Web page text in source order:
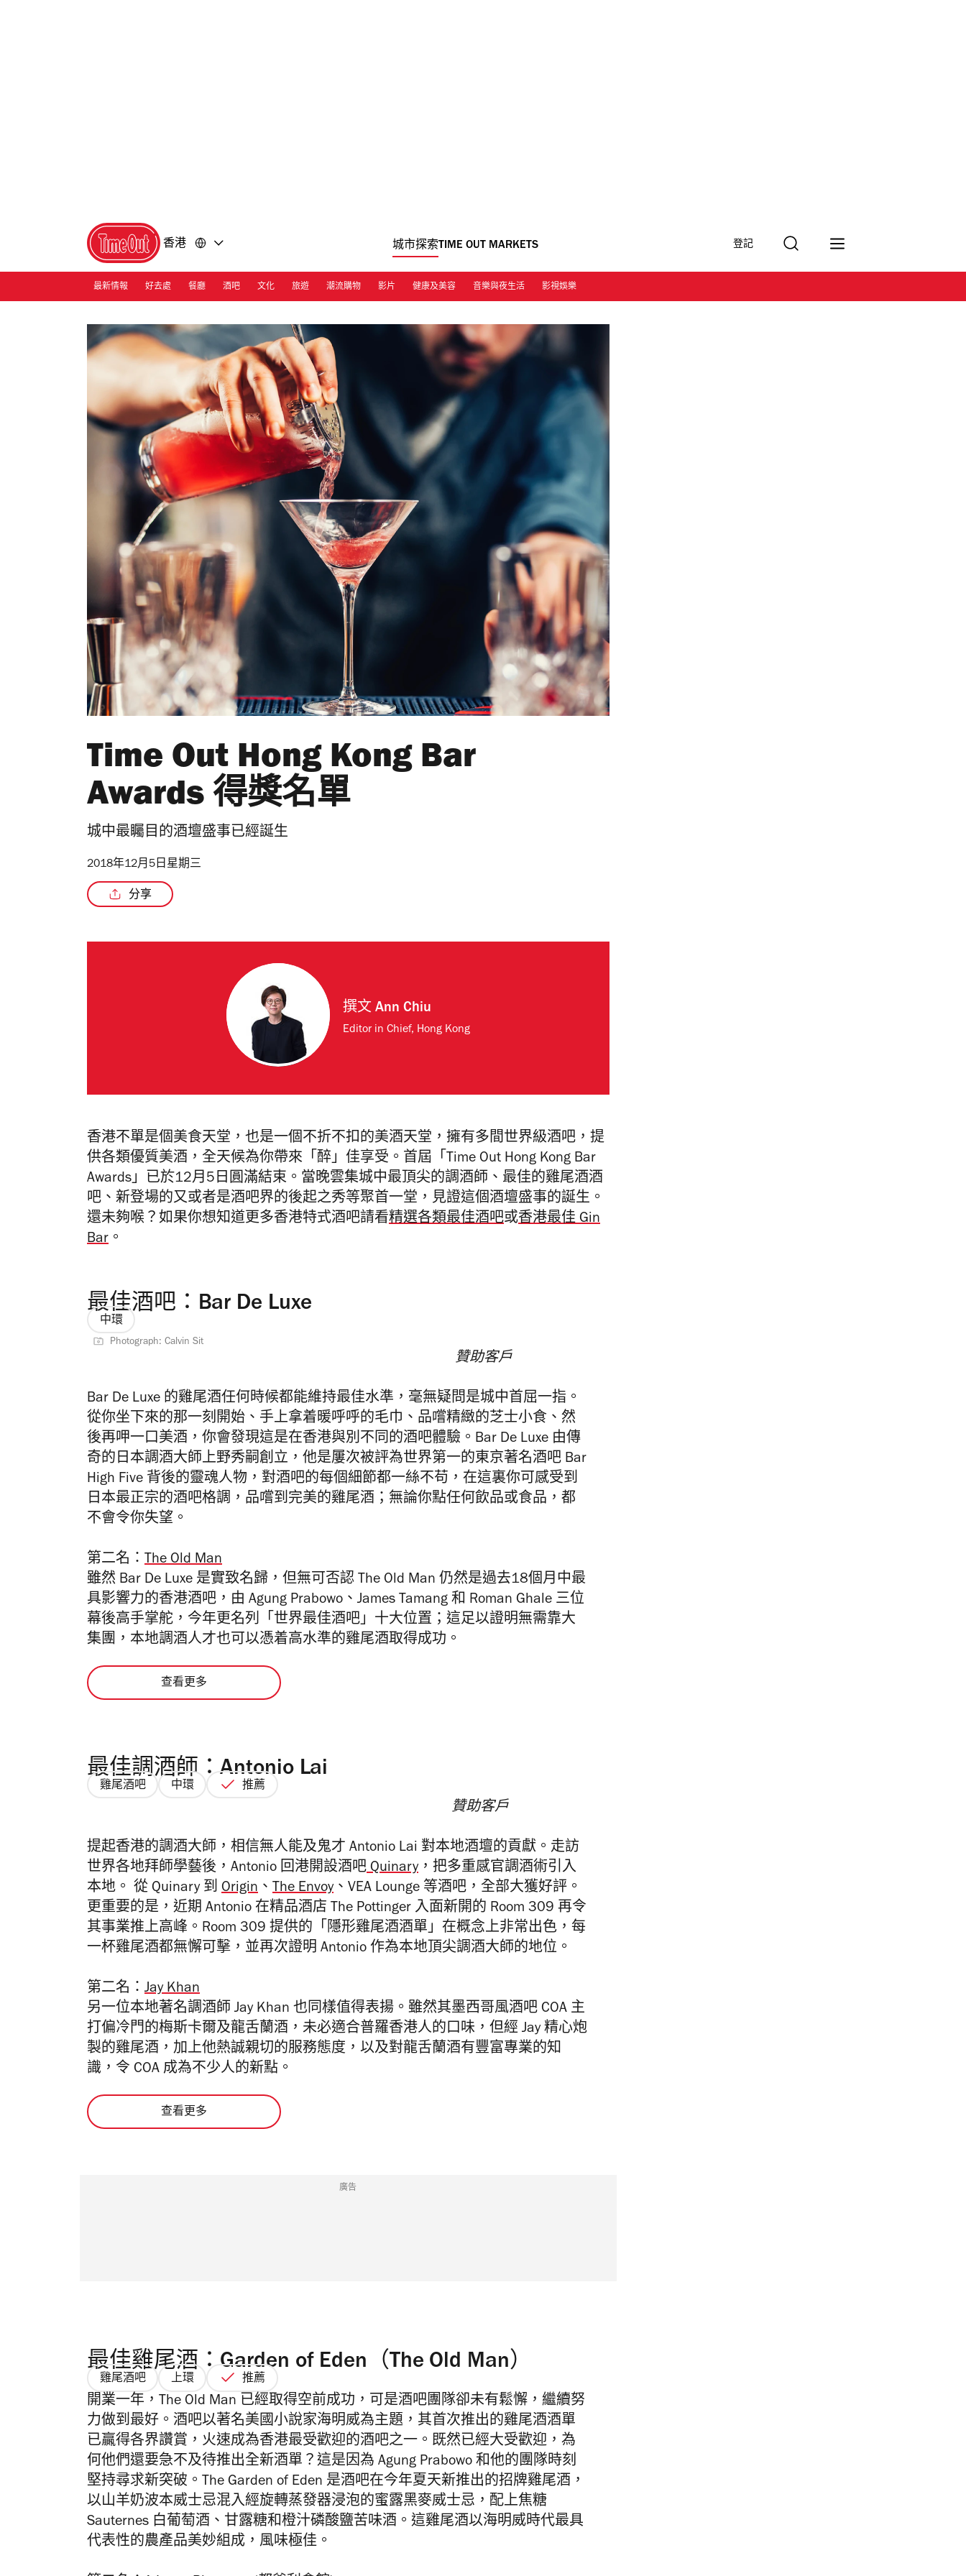
香港 城市探索TIME OUT MARKETS 登記
最新情報 好去處 餐廳 酒吧 文化 旅遊 潮流購物 影片 健康及美容 音樂與夜生活 影視娛樂
Time Out Hong Kong Bar
Awards 得獎名單
城中最矚目的酒壇盛事已經誕生
2018年12月5日星期三
分享
撰文 Ann Chiu
Editor in Chief, Hong Kong
香港不單是個美食天堂，也是一個不折不扣的美酒天堂，擁有多間世界級酒吧，提
供各類優質美酒，全天候為你帶來「醉」佳享受。首屆「Time Out Hong Kong Bar
Awards」已於12月5日圓滿結束。當晚雲集城中最頂尖的調酒師、最佳的雞尾酒酒
吧、新登場的又或者是酒吧界的後起之秀等聚首一堂，見證這個酒壇盛事的誕生。
還未夠喉？如果你想知道更多香港特式酒吧請看精選各類最佳酒吧或香港最佳 Gin
Bar 。
最佳酒吧：Bar De Luxe
中環
Photograph: Calvin Sit
贊助客戶
Bar De Luxe 的雞尾酒任何時候都能維持最佳水準，毫無疑問是城中首屈一指。
從你坐下來的那一刻開始、手上拿着暖呼呼的毛巾、品嚐精緻的芝士小食、然
後再呷一口美酒，你會發現這是在香港與別不同的酒吧體驗。Bar De Luxe 由傳
奇的日本調酒大師上野秀嗣創立，他是屢次被評為世界第一的東京著名酒吧 Bar
High Five 背後的靈魂人物，對酒吧的每個細節都一絲不苟，在這裏你可感受到
日本最正宗的酒吧格調，品嚐到完美的雞尾酒；無論你點任何飲品或食品，都
不會令你失望。
第二名： The Old Man
雖然 Bar De Luxe 是實致名歸，但無可否認 The Old Man 仍然是過去18個月中最
具影響力的香港酒吧，由 Agung Prabowo、James Tamang 和 Roman Ghale 三位
幕後高手掌舵，今年更名列「世界最佳酒吧」十大位置；這足以證明無需靠大
集團，本地調酒人才也可以憑着高水準的雞尾酒取得成功。
查看更多
最佳調酒師：Antonio Lai
雞尾酒吧 中環 推薦
贊助客戶
提起香港的調酒大師，相信無人能及鬼才 Antonio Lai 對本地酒壇的貢獻。走訪
世界各地拜師學藝後，Antonio 回港開設酒吧Quinary，把多重感官調酒術引入
本地。 從 Quinary 到 Origin 、 The Envoy、VEA Lounge 等酒吧，全部大獲好評。
更重要的是，近期 Antonio 在精品酒店 The Pottinger 入面新開的 Room 309 再令
其事業推上高峰。Room 309 提供的「隱形雞尾酒酒單」在概念上非常出色，每
一杯雞尾酒都無懈可擊，並再次證明 Antonio 作為本地頂尖調酒大師的地位。
第二名： Jay Khan
另一位本地著名調酒師 Jay Khan 也同樣值得表揚。雖然其墨西哥風酒吧 COA 主
打偏冷門的梅斯卡爾及龍舌蘭酒，未必適合普羅香港人的口味，但經 Jay 精心炮
製的雞尾酒，加上他熱誠親切的服務態度，以及對龍舌蘭酒有豐富專業的知
識，令 COA 成為不少人的新點。
查看更多
廣告
最佳雞尾酒：Garden of Eden（The Old Man）
雞尾酒吧 上環 推薦
開業一年，The Old Man 已經取得空前成功，可是酒吧團隊卻未有鬆懈，繼續努
力做到最好。酒吧以著名美國小說家海明威為主題，其首次推出的雞尾酒酒單
已贏得各界讚賞，火速成為香港最受歡迎的酒吧之一。既然已經大受歡迎，為
何他們還要急不及待推出全新酒單？這是因為 Agung Prabowo 和他的團隊時刻
堅持尋求新突破。The Garden of Eden 是酒吧在今年夏天新推出的招牌雞尾酒，
以山羊奶波本威士忌混入經旋轉蒸發器浸泡的蜜露黑麥威士忌，配上焦糖
Sauternes 白葡萄酒、甘露糖和橙汁磷酸鹽苦味酒。這雞尾酒以海明威時代最具
代表性的農產品美妙組成，風味極佳。